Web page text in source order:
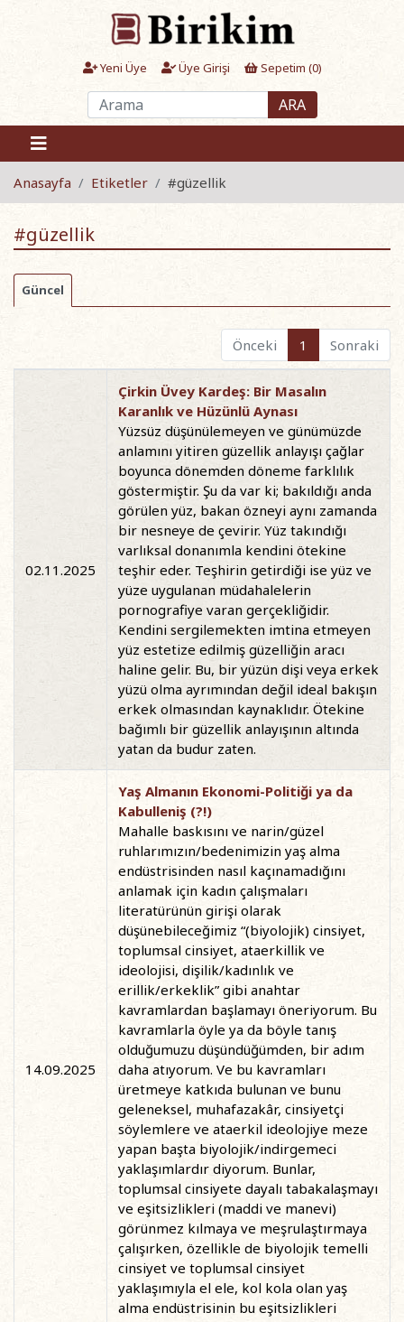
Yeni Üye Üye Girişi Sepetim (0)
ARA
Anasayfa Etiketler #güzellik
#güzellik
Güncel
Önceki 1 Sonraki
02.11.2025
Çirkin Üvey Kardeş: Bir Masalın
Karanlık ve Hüzünlü Aynası
Yüzsüz düşünülemeyen ve günümüzde
anlamını yitiren güzellik anlayışı çağlar
boyunca dönemden döneme farklılık
göstermiştir. Şu da var ki; bakıldığı anda
görülen yüz, bakan özneyi aynı zamanda
bir nesneye de çevirir. Yüz takındığı
varlıksal donanımla kendini ötekine
teşhir eder. Teşhirin getirdiği ise yüz ve
yüze uygulanan müdahalelerin
pornografiye varan gerçekliğidir.
Kendini sergilemekten imtina etmeyen
yüz estetize edilmiş güzelliğin aracı
haline gelir. Bu, bir yüzün dişi veya erkek
yüzü olma ayrımından değil ideal bakışın
erkek olmasından kaynaklıdır. Ötekine
bağımlı bir güzellik anlayışının altında
yatan da budur zaten.
14.09.2025
Yaş Almanın Ekonomi-Politiği ya da
Kabulleniş (?!)
Mahalle baskısını ve narin/güzel
ruhlarımızın/bedenimizin yaş alma
endüstrisinden nasıl kaçınamadığını
anlamak için kadın çalışmaları
literatürünün girişi olarak
düşünebileceğimiz “(biyolojik) cinsiyet,
toplumsal cinsiyet, ataerkillik ve
ideolojisi, dişilik/kadınlık ve
erillik/erkeklik” gibi anahtar
kavramlardan başlamayı öneriyorum. Bu
kavramlarla öyle ya da böyle tanış
olduğumuzu düşündüğümden, bir adım
daha atıyorum. Ve bu kavramları
üretmeye katkıda bulunan ve bunu
geleneksel, muhafazakâr, cinsiyetçi
söylemlere ve ataerkil ideolojiye meze
yapan başta biyolojik/indirgemeci
yaklaşımlardır diyorum. Bunlar,
toplumsal cinsiyete dayalı tabakalaşmayı
ve eşitsizlikleri (maddi ve manevi)
görünmez kılmaya ve meşrulaştırmaya
çalışırken, özellikle de biyolojik temelli
cinsiyet ve toplumsal cinsiyet
yaklaşımıyla el ele, kol kola olan yaş
alma endüstrisinin bu eşitsizlikleri